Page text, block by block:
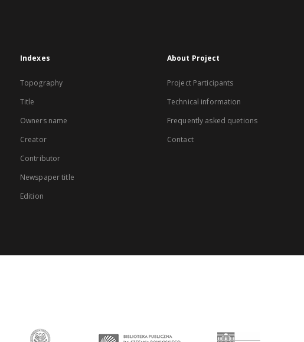
Indexes
Topography
Title
Owners name
Creator
Contributor
Newspaper title
Edition
About Project
Project Participants
Technical information
Frequently asked quetions
Contact